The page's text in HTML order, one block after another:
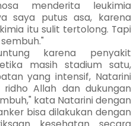
menderita leukimia
saya putus asa, karena
itu sulit tertolong. Tapi
karena penyakit
masih stadium satu,
yang intensif, Natarini
Allah dan dukungan
kata Natarini dengan
bisa dilakukan dengan